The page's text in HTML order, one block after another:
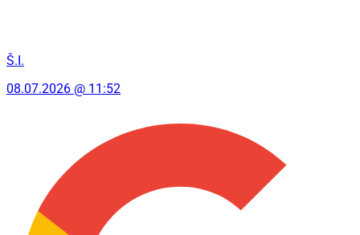
Š.I.
08.07.2026 @ 11:52